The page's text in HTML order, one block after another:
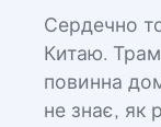
Сердечно
Китаю.
повинна
не знає, як